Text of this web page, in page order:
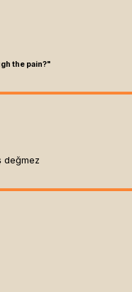
the pain?"
değmez